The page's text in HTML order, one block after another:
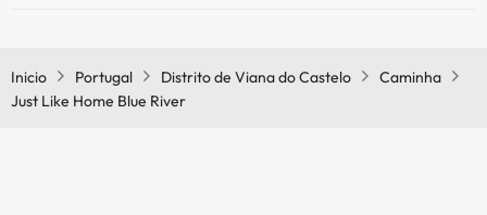
Inicio Portugal Distrito de Viana do Castelo
Caminha
Just Like Home Blue River